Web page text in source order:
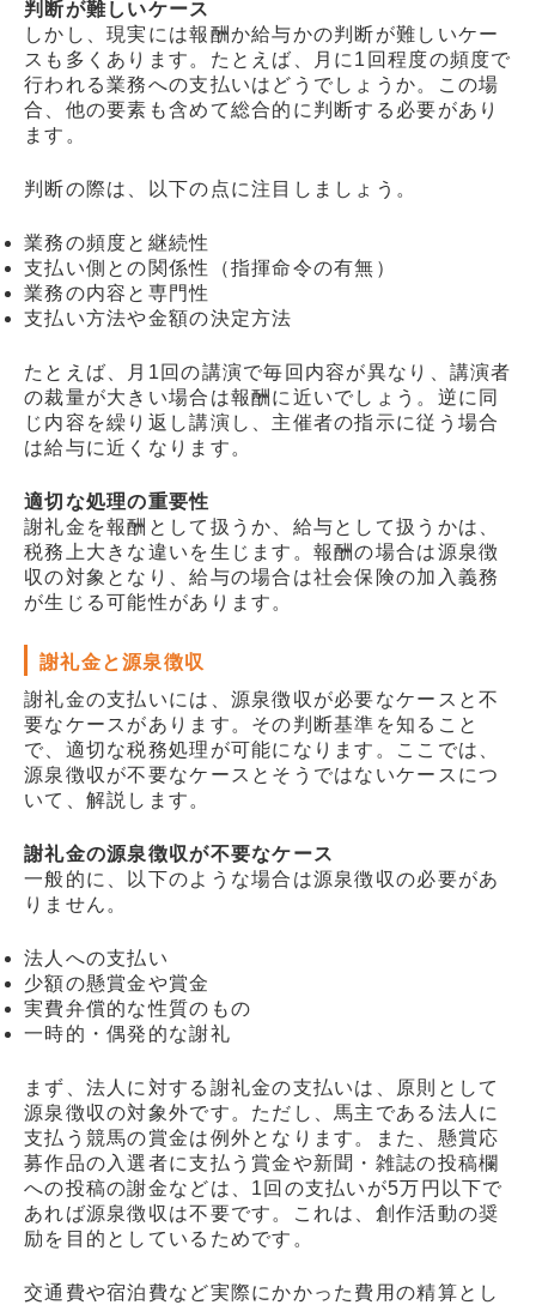
判断が難しいケース
しかし、現実には報酬か給与かの判断が難しいケー
スも多くあります。たとえば、月に1回程度の頻度で
行われる業務への支払いはどうでしょうか。この場
合、他の要素も含めて総合的に判断する必要があり
ます。
判断の際は、以下の点に注目しましょう。
業務の頻度と継続性
支払い側との関係性（指揮命令の有無）
業務の内容と専門性
支払い方法や金額の決定方法
たとえば、月1回の講演で毎回内容が異なり、講演者
の裁量が大きい場合は報酬に近いでしょう。逆に同
じ内容を繰り返し講演し、主催者の指示に従う場合
は給与に近くなります。
適切な処理の重要性
謝礼金を報酬として扱うか、給与として扱うかは、
税務上大きな違いを生じます。報酬の場合は源泉徴
収の対象となり、給与の場合は社会保険の加入義務
が生じる可能性があります。
謝礼金と源泉徴収
謝礼金の支払いには、源泉徴収が必要なケースと不
要なケースがあります。その判断基準を知ること
で、適切な税務処理が可能になります。ここでは、
源泉徴収が不要なケースとそうではないケースにつ
いて、解説します。
謝礼金の源泉徴収が不要なケース
一般的に、以下のような場合は源泉徴収の必要があ
りません。
法人への支払い
少額の懸賞金や賞金
実費弁償的な性質のもの
一時的・偶発的な謝礼
まず、法人に対する謝礼金の支払いは、原則として
源泉徴収の対象外です。ただし、馬主である法人に
支払う競馬の賞金は例外となります。また、懸賞応
募作品の入選者に支払う賞金や新聞・雑誌の投稿欄
への投稿の謝金などは、1回の支払いが5万円以下で
あれば源泉徴収は不要です。これは、創作活動の奨
励を目的としているためです。
交通費や宿泊費など実際にかかった費用の精算とし